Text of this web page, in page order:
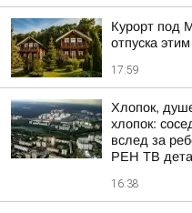
Курорт под
отпуска
17:59
Хлопок,
хлопок:
вслед за
РЕН ТВ
16:38